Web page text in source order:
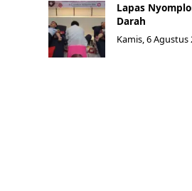
Lapas
Darah
Kamis, 6 Agustus